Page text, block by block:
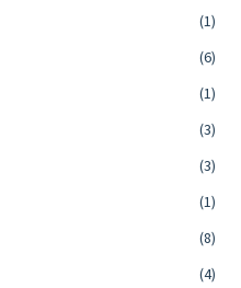
(1)
(6)
(1)
(3)
(3)
(1)
(8)
(4)